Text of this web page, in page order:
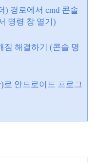
) 경로에서 cmd 콘솔
명령 창 열기)
짐 해결하기 (콘솔 명
안드로이드 프로그